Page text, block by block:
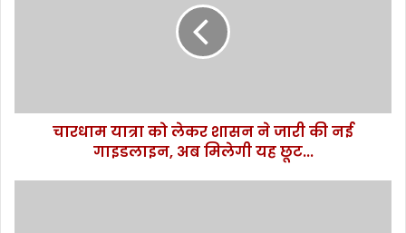
क
चारधाम यात्रा को लेकर शासन ने जारी की नई
गाइडलाइन, अब मिलेगी यह छूट...